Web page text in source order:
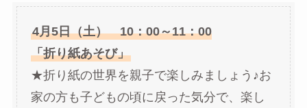
4月5日（土） 10：00～11：00
「折り紙あそび」
★折り紙の世界を親子で楽しみましょう♪お
家の方も子どもの頃に戻った気分で、楽し